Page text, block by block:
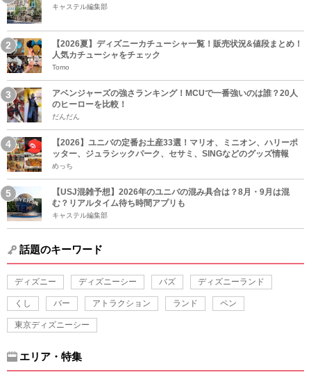
キャステル編集部
【2026夏】ディズニーカチューシャ一覧！販売状況&値段まとめ！
人気カチューシャをチェック
Tomo
アベンジャーズの強さランキング！MCUで一番強いのは誰？20人
のヒーローを比較！
だんだん
【2026】ユニバの定番お土産33選！マリオ、ミニオン、ハリーポ
ッター、ジュラシックパーク、セサミ、SINGなどのグッズ情報
めっち
【USJ混雑予想】2026年のユニバの混み具合は？8月・9月は混
む？リアルタイム待ち時間アプリも
キャステル編集部
話題のキーワード
ディズニー ディズニーシー バズ ディズニーランド
くし バー アトラクション ランド ペン
東京ディズニーシー
エリア・特集